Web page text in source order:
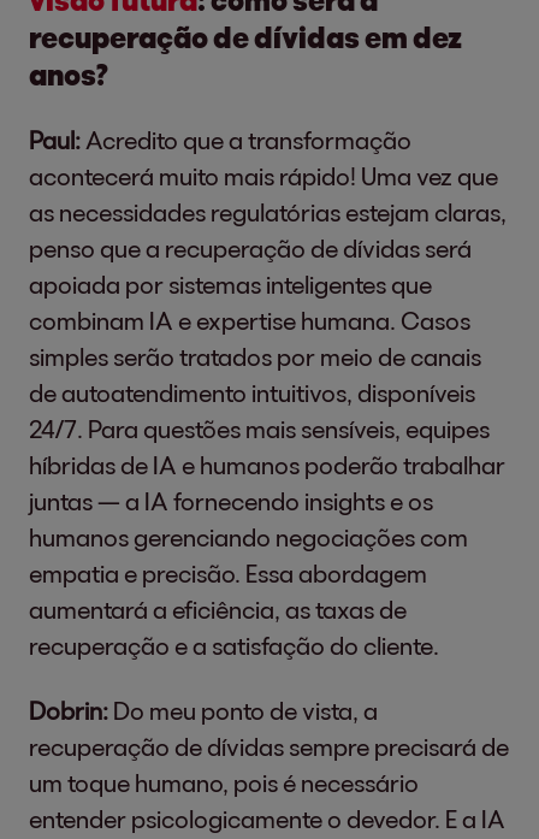
recuperação de dívidas em dez
anos?
Paul: Acredito que a transformação
acontecerá muito mais rápido! Uma vez que
as necessidades regulatórias estejam claras,
penso que a recuperação de dívidas será
apoiada por sistemas inteligentes que
combinam IA e expertise humana. Casos
simples serão tratados por meio de canais
de autoatendimento intuitivos, disponíveis
24/7. Para questões mais sensíveis, equipes
híbridas de IA e humanos poderão trabalhar
juntas — a IA fornecendo insights e os
humanos gerenciando negociações com
empatia e precisão. Essa abordagem
aumentará a eficiência, as taxas de
recuperação e a satisfação do cliente.
Dobrin: Do meu ponto de vista, a
recuperação de dívidas sempre precisará de
um toque humano, pois é necessário
entender psicologicamente o devedor. E a IA